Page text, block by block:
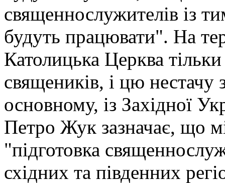
священнослужителів із
будуть працювати". На
Католицька Церква
священиків, і цю нестачу
основному, із Західної
Петро Жук зазначає, що
"підготовка
східних та південних